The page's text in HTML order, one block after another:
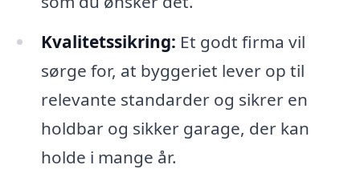
Kvalitetssikring: Et godt firma vil
sørge for, at byggeriet lever op til
relevante standarder og sikrer en
holdbar og sikker garage, der kan
holde i mange år.